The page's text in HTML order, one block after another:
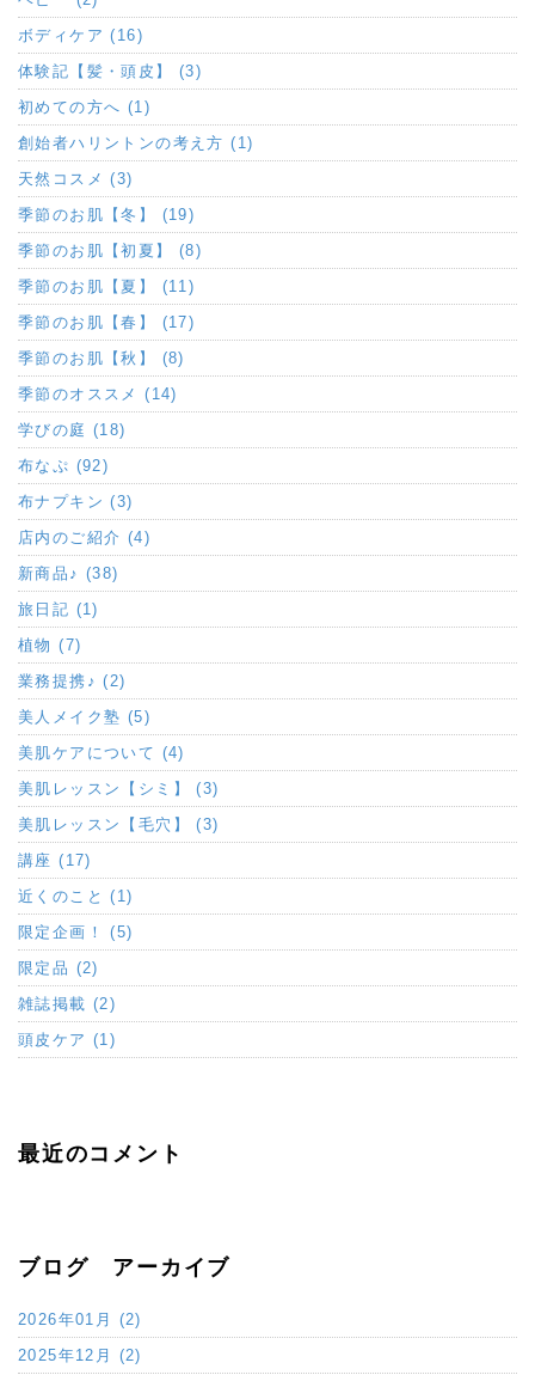
ボディケア (16)
体験記【髪・頭皮】 (3)
初めての方へ (1)
創始者ハリントンの考え方 (1)
天然コスメ (3)
季節のお肌【冬】 (19)
季節のお肌【初夏】 (8)
季節のお肌【夏】 (11)
季節のお肌【春】 (17)
季節のお肌【秋】 (8)
季節のオススメ (14)
学びの庭 (18)
布なぷ (92)
布ナプキン (3)
店内のご紹介 (4)
新商品♪ (38)
旅日記 (1)
植物 (7)
業務提携♪ (2)
美人メイク塾 (5)
美肌ケアについて (4)
美肌レッスン【シミ】 (3)
美肌レッスン【毛穴】 (3)
講座 (17)
近くのこと (1)
限定企画！ (5)
限定品 (2)
雑誌掲載 (2)
頭皮ケア (1)
最近のコメント
ブログ アーカイブ
2026年01月 (2)
2025年12月 (2)